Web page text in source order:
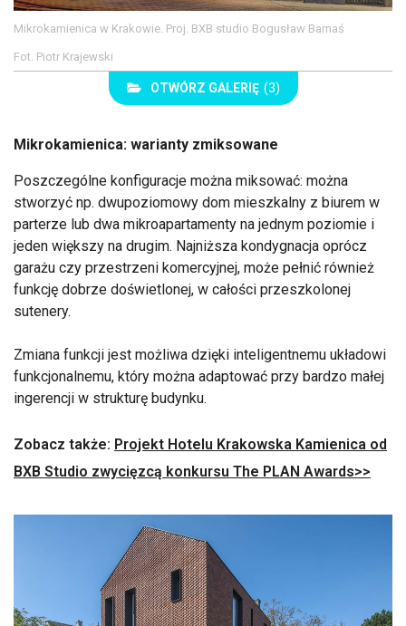
Mikrokamienica w Krakowie. Proj. BXB studio Bogusław Barnaś
Fot. Piotr Krajewski
OTWÓRZ GALERIĘ (3)
Mikrokamienica: warianty zmiksowane
Poszczególne konfiguracje można miksować: można
stworzyć np. dwupoziomowy dom mieszkalny z biurem w
parterze lub dwa mikroapartamenty na jednym poziomie i
jeden większy na drugim. Najniższa kondygnacja oprócz
garażu czy przestrzeni komercyjnej, może pełnić również
funkcję dobrze doświetlonej, w całości przeszkolonej
sutenery.
Zmiana funkcji jest możliwa dzięki inteligentnemu układowi
funkcjonalnemu, który można adaptować przy bardzo małej
ingerencji w strukturę budynku.
Zobacz także: Projekt Hotelu Krakowska Kamienica od
BXB Studio zwycięzcą konkursu The PLAN Awards>>